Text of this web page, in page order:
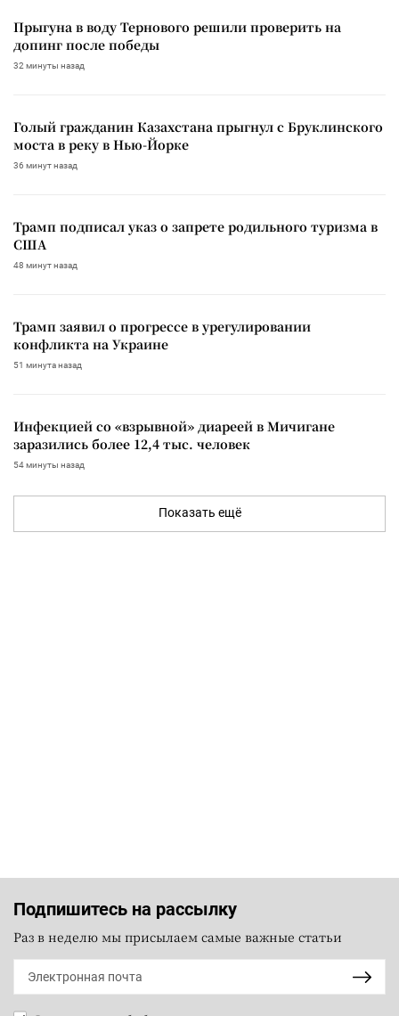
Прыгуна в воду Тернового решили проверить на
допинг после победы
32 минуты назад
Голый гражданин Казахстана прыгнул с Бруклинского
моста в реку в Нью-Йорке
36 минут назад
Трамп подписал указ о запрете родильного туризма в
США
48 минут назад
Трамп заявил о прогрессе в урегулировании
конфликта на Украине
51 минута назад
Инфекцией со «взрывной» диареей в Мичигане
заразились более 12,4 тыс. человек
54 минуты назад
Показать ещё
Подпишитесь на рассылку
Раз в неделю мы присылаем самые важные статьи